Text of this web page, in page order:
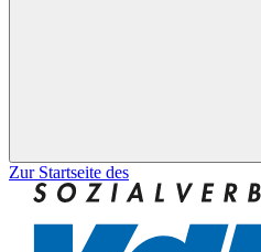
Zur Startseite des